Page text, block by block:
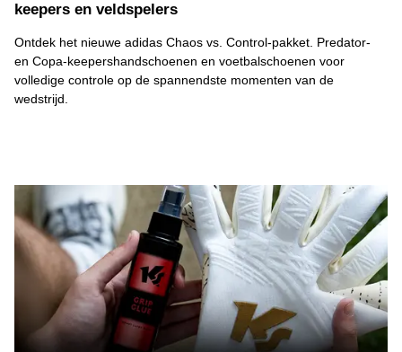
keepers en veldspelers
Ontdek het nieuwe adidas Chaos vs. Control-pakket. Predator-
en Copa-keepershandschoenen en voetbalschoenen voor
volledige controle op de spannendste momenten van de
wedstrijd.